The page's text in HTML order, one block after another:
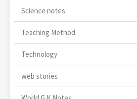
Science notes
Teaching Method
Technology
web stories